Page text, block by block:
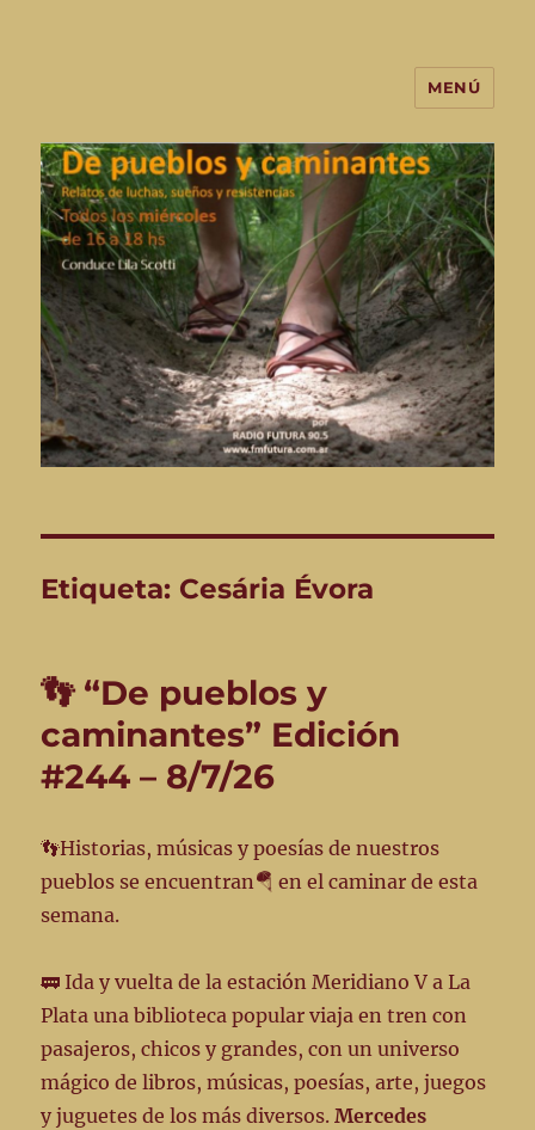
De Pueblos y Caminantes-
programa de radio
MENÚ
Etiqueta: Cesária Évora
👣 “De pueblos y
caminantes” Edición
#244 – 8/7/26
👣Historias, músicas y poesías de nuestros
pueblos se encuentran🪂 en el caminar de esta
semana.
🚃 Ida y vuelta de la estación Meridiano V a La
Plata una biblioteca popular viaja en tren con
pasajeros, chicos y grandes, con un universo
mágico de libros, músicas, poesías, arte, juegos
y juguetes de los más diversos.Mercedes